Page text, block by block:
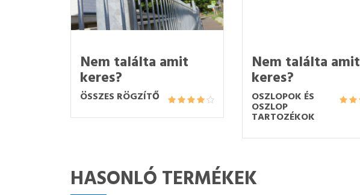
Nem találta amit
keres?
ÖSSZES RÖGZÍTŐ
Nem találta amit
keres?
OSZLOPOK ÉS
OSZLOP
TARTOZÉKOK
HASONLÓ TERMÉKEK